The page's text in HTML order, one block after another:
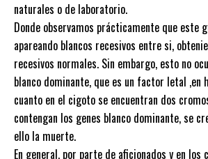
naturales o de laboratorio.
Donde observamos prácticamente que este
apareando blancos recesivos entre si,
recesivos normales. Sin embargo, esto no
blanco dominante, que es un factor letal ,en
cuanto en el cigoto se encuentran dos
contengan los genes blanco dominante, se
ello la muerte.
En general, por parte de aficionados y en los